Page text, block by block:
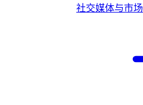
社交媒体与市场